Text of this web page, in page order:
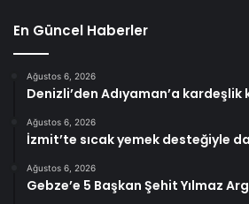
En Güncel Haberler
Ağustos 6, 2026
Denizli’den Adıyaman’a
Ağustos 6, 2026
İzmit’te sıcak yemek desteğiyle
Ağustos 6, 2026
Gebze’e 5 Başkan Şehit Yılmaz